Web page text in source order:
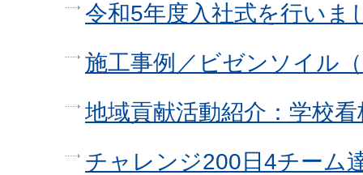
令和5年度入社式を行いま
施工事例／ビゼンソイル
地域貢献活動紹介：学校
チャレンジ200日4チーム